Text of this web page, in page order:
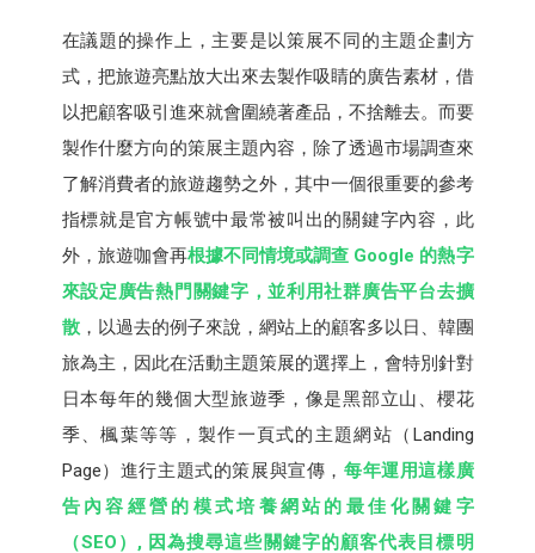
在議題的操作上，主要是以策展不同的主題企劃方
式，把旅遊亮點放大出來去製作吸睛的廣告素材，借
以把顧客吸引進來就會圍繞著產品，不捨離去。而要
製作什麼方向的策展主題內容，除了透過市場調查來
了解消費者的旅遊趨勢之外，其中一個很重要的參考
指標就是官方帳號中最常被叫出的關鍵字內容，此
外，旅遊咖會再根據不同情境或調查 Google 的熱字
來設定廣告熱門關鍵字，並利用社群廣告平台去擴
散，以過去的例子來說，網站上的顧客多以日、韓團
旅為主，因此在活動主題策展的選擇上，會特別針對
日本每年的幾個大型旅遊季，像是黑部立山、櫻花
季、楓葉等等，製作一頁式的主題網站（Landing
Page）進行主題式的策展與宣傳， 每年運用這樣廣
告內容經營的模式培養網站的最佳化關鍵字
（SEO）, 因為搜尋這些關鍵字的顧客代表目標明